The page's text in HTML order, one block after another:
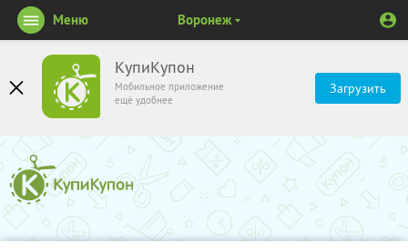
КупиКупон
Мобильное приложение
ещё удобнее
Загрузить
Меню Воронеж